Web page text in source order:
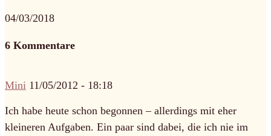
04/03/2018
6 Kommentare
Mini 11/05/2012 - 18:18
Ich habe heute schon begonnen – allerdings mit eher
kleineren Aufgaben. Ein paar sind dabei, die ich nie im